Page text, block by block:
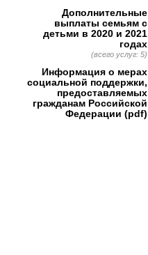
Дополнительные
выплаты семьям с
детьми в 2020 и 2021
годах
(всего услуг: 5)
Информация о мерах
социальной поддержки,
предоставляемых
гражданам Российской
Федерации (pdf)